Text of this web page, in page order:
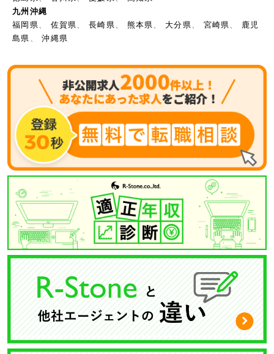
九州沖縄
福岡県
佐賀県 、長崎県 熊本県 大分県 宮崎県
鹿児
島県
、沖縄県